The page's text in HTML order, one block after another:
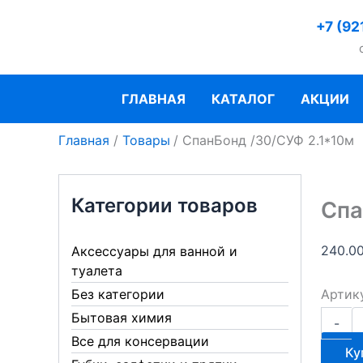
+7
ГЛАВНАЯ КАТАЛОГ АКЦИИ
Главная Товары СпанБонд /30/СУФ 2.1*10м
Категории товаров
Аксессуары для ванной и
туалета
Без категории
Бытовая химия
Все для консервации
240.00
-
товара